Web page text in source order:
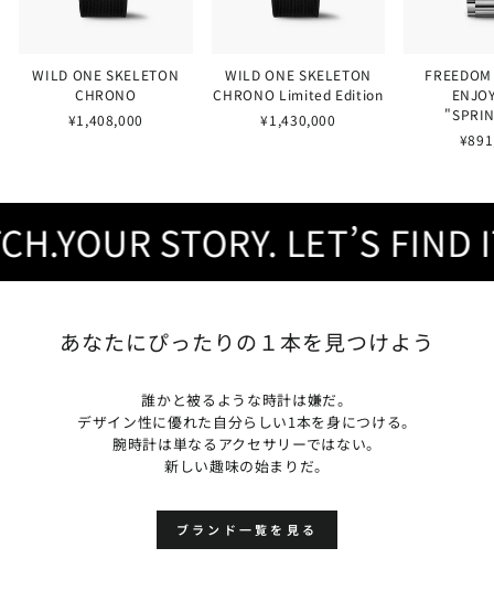
WILD ONE SKELETON
CHRONO
¥1,408,000
WILD ONE SKELETON
CHRONO Limited Edition
¥1,430,000
STORY. LET’S FIND IT.
あなたにぴったりの１本を見つけよう
誰かと被るような時計は嫌だ。
デザイン性に優れた自分らしい1本を身につける。
腕時計は単なるアクセサリーではない。
新しい趣味の始まりだ。
ブランド一覧を見る